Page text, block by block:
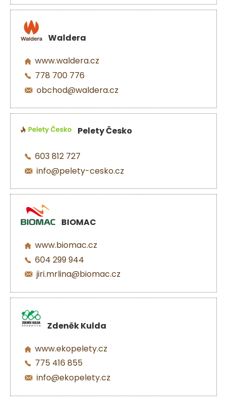
Waldera
www.waldera.cz
778 700 776
obchod@waldera.cz
Pelety Česko
603 812 727
info@pelety-cesko.cz
BIOMAC
www.biomac.cz
604 299 944
jiri.mrlina@biomac.cz
Zdeněk Kulda
www.ekopelety.cz
775 416 855
info@ekopelety.cz